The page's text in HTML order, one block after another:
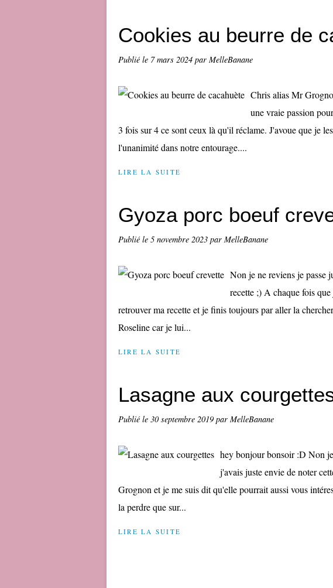
Cookies au beurre de
Publié le 7 mars 2024 par MelleBanane
Chris alias Mr
une vraie passion
3 fois sur 4 ce sont ceux là qu'il réclame. J'avoue que je
l'unanimité dans notre entourage....
LIRE LA SUITE
Gyoza porc boeuf
Publié le 5 novembre 2023 par MelleBanane
Non je ne reviens je passe
recette ;) A chaque fois
retrouver ma recette et je finis toujours par aller la
Roseline car je lui...
LIRE LA SUITE
Lasagne aux
Publié le 30 septembre 2019 par MelleBanane
hey bonjour bonsoir :D Non
j'avais juste envie de noter
Grognon et je me suis dit qu'elle pourrait aussi vous
la perdre que sur...
LIRE LA SUITE